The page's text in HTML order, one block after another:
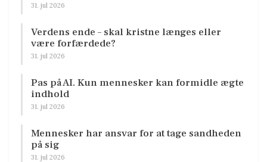
31. jul 2026
Verdens ende – skal kristne længes eller
være forfærdede?
31. jul 2026
Pas på AI. Kun mennesker kan formidle ægte
indhold
31. jul 2026
Mennesker har ansvar for at tage sandheden
på sig
31. jul 2026